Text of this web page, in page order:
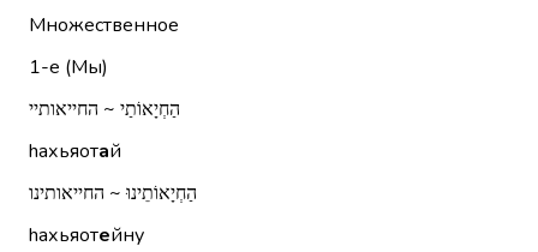
Множественное
1-е (Мы)
הַחְיָאוֹתַי ~ החייאותיי
hахьяотай
הַחְיָאוֹתֵינוּ ~ החייאותינו
hахьяотейну